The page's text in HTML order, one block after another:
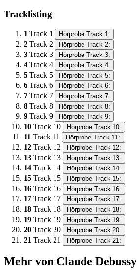
Tracklisting
1 Track 1 Hörprobe Track 1:
2 Track 2 Hörprobe Track 2:
3 Track 3 Hörprobe Track 3:
4 Track 4 Hörprobe Track 4:
5 Track 5 Hörprobe Track 5:
6 Track 6 Hörprobe Track 6:
7 Track 7 Hörprobe Track 7:
8 Track 8 Hörprobe Track 8:
9 Track 9 Hörprobe Track 9:
10 Track 10 Hörprobe Track 10:
11 Track 11 Hörprobe Track 11:
12 Track 12 Hörprobe Track 12:
13 Track 13 Hörprobe Track 13:
14 Track 14 Hörprobe Track 14:
15 Track 15 Hörprobe Track 15:
16 Track 16 Hörprobe Track 16:
17 Track 17 Hörprobe Track 17:
18 Track 18 Hörprobe Track 18:
19 Track 19 Hörprobe Track 19:
20 Track 20 Hörprobe Track 20:
21 Track 21 Hörprobe Track 21:
Mehr von Claude Debussy